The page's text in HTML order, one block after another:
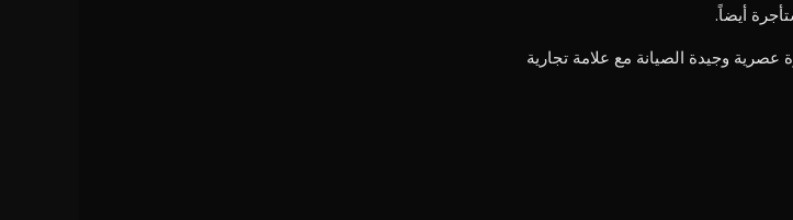
أيضاً.
عصرية وجيدة الصيانة مع علامة تجارية